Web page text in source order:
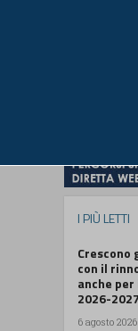
I PIÙ LETTI
Crescono
con il
anche
2026-2027
6 agosto 2026